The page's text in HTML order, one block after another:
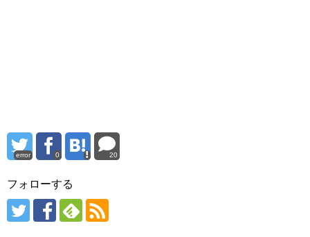
error 0 20
フォローする